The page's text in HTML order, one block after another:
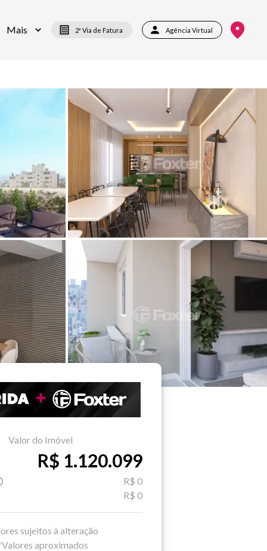
Mais 2ª Via de Fatura Agência Virtual
Valor do Imóvel
R$ 1.120.099
R$ 0
R$ 0
sujeitos à alteração
aproximados